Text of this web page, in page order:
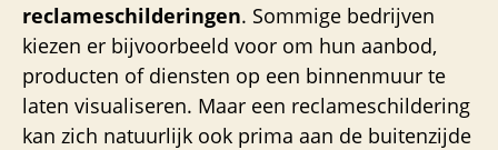
reclameschilderingen. Sommige bedrijven
kiezen er bijvoorbeeld voor om hun aanbod,
producten of diensten op een binnenmuur te
laten visualiseren. Maar een reclameschildering
kan zich natuurlijk ook prima aan de buitenzijde